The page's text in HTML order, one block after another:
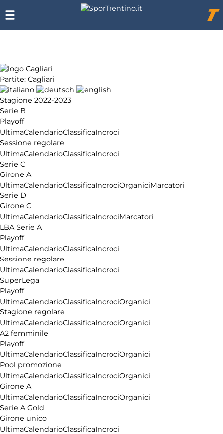
Partite: Cagliari
Stagione 2022-2023
Serie B
Playoff
UltimaCalendarioClassificaIncroci
Sessione regolare
UltimaCalendarioClassificaIncroci
Serie C
Girone A
UltimaCalendarioClassificaIncrociOrganiciMarcatori
Serie D
Girone C
UltimaCalendarioClassificaIncrociMarcatori
LBA Serie A
Playoff
UltimaCalendarioClassificaIncroci
Sessione regolare
UltimaCalendarioClassificaIncroci
SuperLega
Playoff
UltimaCalendarioClassificaIncrociOrganici
Stagione regolare
UltimaCalendarioClassificaIncrociOrganici
A2 femminile
Playoff
UltimaCalendarioClassificaIncrociOrganici
Pool promozione
UltimaCalendarioClassificaIncrociOrganici
Girone A
UltimaCalendarioClassificaIncrociOrganici
Serie A Gold
Girone unico
UltimaCalendarioClassificaIncroci
Chi
siamo
Affiliazione